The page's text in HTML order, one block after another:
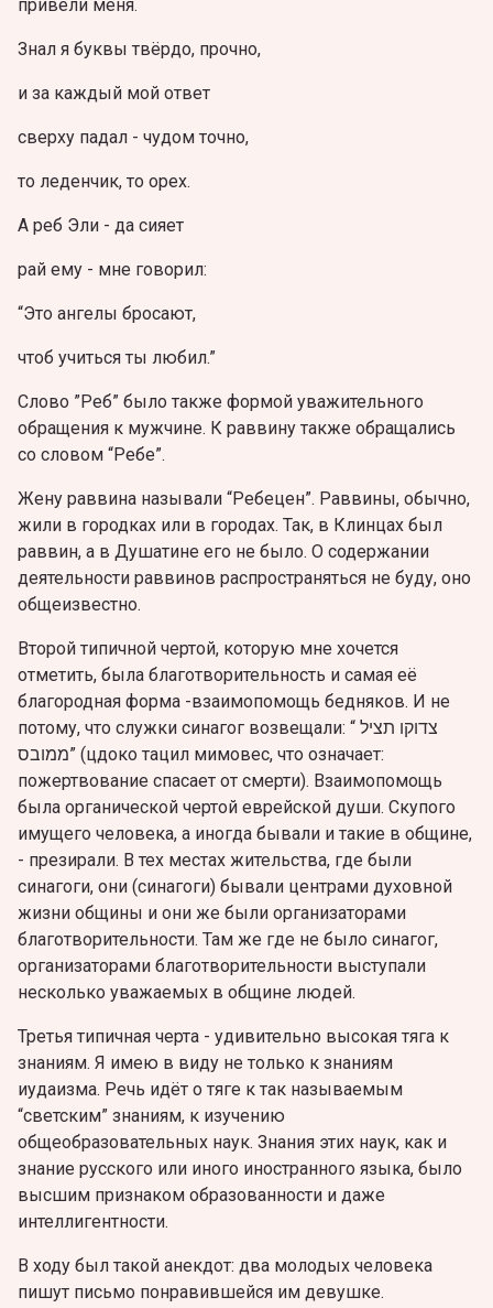
привели меня.
Знал я буквы твёрдо, прочно,
и за каждый мой ответ
сверху падал - чудом точно,
то леденчик, то орех.
А реб Эли - да сияет
рай ему - мне говорил:
“Это ангелы бросают,
чтоб учиться ты любил.”
Слово ”Реб” было также формой уважительного
обращения к мужчине. К раввину также обращались
со словом “Ребе”.
Жену раввина называли “Ребецен”. Pаввины, обычно,
жили в городках или в городах. Так, в Клинцах был
раввин, а в Душатине его не было. О содержании
деятельности раввинов распространяться не буду, оно
общеизвестно.
Второй типичной чертой, которую мне хочется
отметить, была благотворительность и самая её
благородная форма -взаимопомощь бедняков. И не
потому, что служки синагог возвещали: “ צדוקו תציל
ממובס” (цдоко тацил мимовес, что означает:
пожертвование спасает от смерти). Взаимопомощь
была органической чертой еврейской души. Скупого
имущего человека, а иногда бывали и такие в общине,
- презирали. В тех местах жительства, где были
синагоги, они (синагоги) бывали центрами духовной
жизни общины и они же были организаторами
благотворительности. Там же где не было cинагог,
организаторами благотворительности выступали
несколько уважаемых в общине людей.
Третья типичная черта - удивительно высокая тяга к
знаниям. Я имею в виду не только к знаниям
иудаизма. Речь идёт о тяге к так называемым
“светским” знаниям, к изучению
общеобразовательных наук. Знания этих наук, как и
знание русского или иного иностранного языка, было
высшим признаком образованности и даже
интеллигентности.
В ходу был такой анекдот: два молодых человека
пишут письмо понравившейся им девушке.